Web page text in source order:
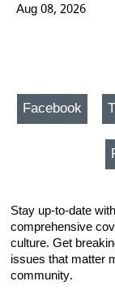
Aug 08, 2026
Facebook
Stay up-to-date
comprehensive
culture. Get
issues that matter
community.